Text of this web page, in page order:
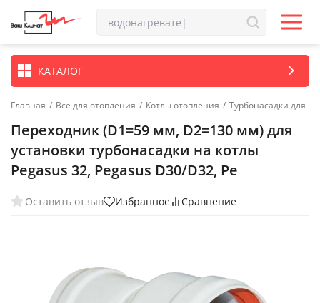
КАТАЛОГ
Главная / Всё для отопления / Котлы отопления / Турбонасадки для
Переходник (D1=59 мм, D2=130 мм) для
установки турбонасадки на котлы
Pegasus 32, Pegasus D30/D32, Pe
Оставить отзыв Избранное Сравнение